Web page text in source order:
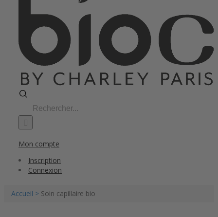
Search
for:
Mon compte
Inscription
Connexion
Accueil > Soin capillaire bio